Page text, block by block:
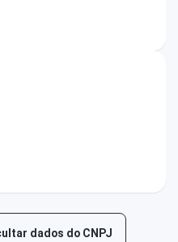
dados do CNPJ